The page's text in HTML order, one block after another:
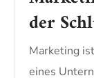
der
Marketing
eines